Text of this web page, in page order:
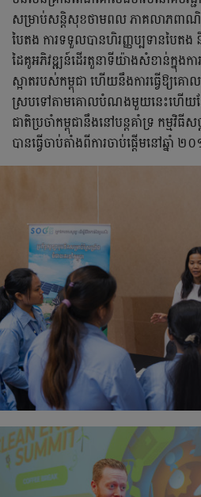
សម្រាប់សន្តិសុខថាមពល ភាគលាភពាណិជ្ជ
បៃតង ការទទួលបានហិរញ្ញប្បទានបៃតង
ដៃគូអភិវឌ្ឍន៍ដើរតួនាទីយ៉ាងសំខាន់ក្នុង
ស្អាតរបស់កម្ពុជា ហើយនឹងការធ្វើឱ្យគោ
ស្របទៅតាមគោលបំណងមួយនេះហើយដ
ជាតិប្រចាំកម្ពុជានឹងនៅបន្តគាំទ្រ កម្មវិ
បានធ្វើ​ចាប់​តាំង​ពី​ការ​ចាប់​ផ្តើម​នៅ​ឆ្នាំ